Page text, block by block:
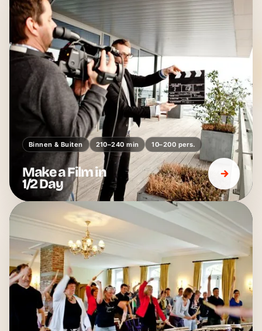
Binnen & Buiten 210–240 min 10–200 pers.
Make a Film in
1/2 Day